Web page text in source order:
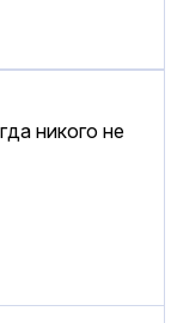
никого не